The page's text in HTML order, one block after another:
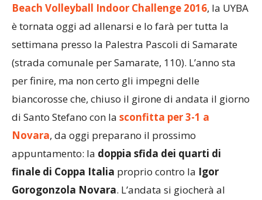
Beach Volleyball Indoor Challenge 2016, la UYBA
è tornata oggi ad allenarsi e lo farà per tutta la
settimana presso la Palestra Pascoli di Samarate
(strada comunale per Samarate, 110). L’anno sta
per finire, ma non certo gli impegni delle
biancorosse che, chiuso il girone di andata il giorno
di Santo Stefano con la sconfitta per 3-1 a
Novara, da oggi preparano il prossimo
appuntamento: la doppia sfida dei quarti di
finale di Coppa Italia proprio contro la Igor
Gorogonzola Novara. L’andata si giocherà al